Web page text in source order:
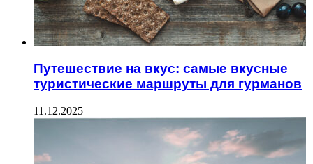
Путешествие на вкус: самые вкусные
туристические маршруты для гурманов
11.12.2025